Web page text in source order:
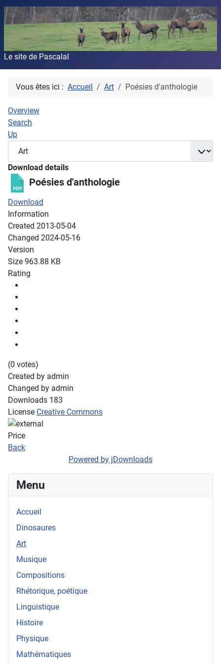
Le site de Pascalal
Vous êtes ici : Accueil Art Poésies d'anthologie
Overview
Search
Up
Download details
Poésies d'anthologie
Download
Information
Created 2013-05-04
Changed 2024-05-16
Version
Size 963.88 KB
Rating
(0 votes)
Created by admin
Changed by admin
Downloads 183
License Creative Commons
Price
Back
Powered by jDownloads
Menu
Accueil
Dinosaures
Art
Musique
Compositions
Rhétorique, poétique
Linguistique
Histoire
Physique
Mathématiques